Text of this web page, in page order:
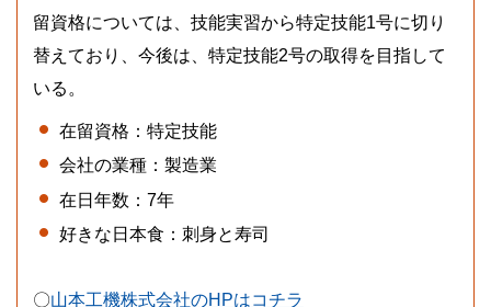
留資格については、技能実習から特定技能1号に切り
替えており、今後は、特定技能2号の取得を目指して
いる。
在留資格：特定技能
会社の業種：製造業
在日年数：7年
好きな日本食：刺身と寿司
〇山本工機株式会社のHPはコチラ